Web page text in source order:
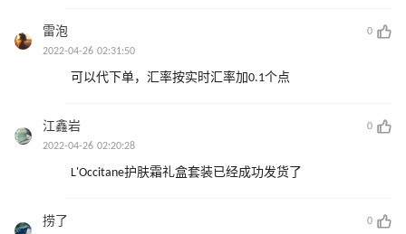
雷泡
0
2022-04-26 02:31:50
可以代下单，汇率按实时汇率加0.1个点
江鑫岩
0
2022-04-26 02:20:28
L'Occitane护肤霜礼盒套装已经成功发货了
捞了
0